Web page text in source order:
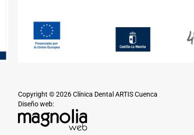
Copyright © 2026 Clínica Dental ARTIS Cuenca
Diseño web: